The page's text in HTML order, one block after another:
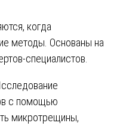
когда
методы. Основаны на
специалистов.
с помощью
микротрещины,